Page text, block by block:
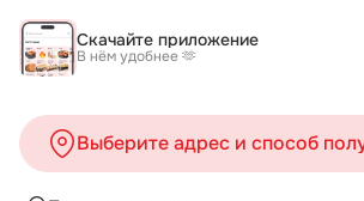
Скачайте приложение
В нём удобнее 🫶
Выберите адрес и способ